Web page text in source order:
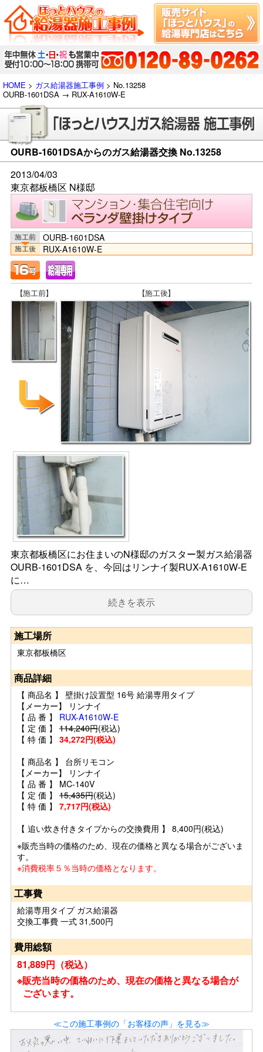
HOME > ガス給湯器施工事例 > No.13258
OURB-1601DSA → RUX-A1610W-E
OURB-1601DSAからのガス給湯器交換 No.13258
2013/04/03
東京都板橋区 N様邸
OURB-1601DSA
RUX-A1610W-E
東京都板橋区にお住まいのN様邸のガスター製ガス給湯器
OURB-1601DSA を、今回はリンナイ製RUX-A1610W-E
に…
続きを表示
施工場所
東京都板橋区
商品詳細
【 商品名 】 壁掛け設置型 16号 給湯専用タイプ
【メーカー】 リンナイ
【 品 番 】 RUX-A1610W-E
【 定 価 】 114,240円(税込)
【 特 価 】 34,272円(税込)
【 商品名 】 台所リモコン
【メーカー】 リンナイ
【 品 番 】 MC-140V
【 定 価 】 15,435円(税込)
【 特 価 】 7,717円(税込)
【 追い炊き付きタイプからの交換費用 】 8,400円(税込)
※販売当時の価格のため、現在の価格と異なる場合がございま
す。
※消費税率５％当時の価格となります。
工事費
給湯専用タイプ ガス給湯器
交換工事費 一式 31,500円
費用総額
81,889円（税込）
※販売当時の価格のため、現在の価格と異なる場合が
ございます。
≪この施工事例の「お客様の声」を見る≫